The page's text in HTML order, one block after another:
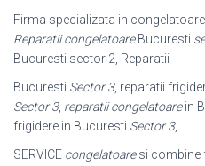
Firma specializata in
Reparatii congelatoareBucuresti
Bucuresti sector 2, Reparatii
Bucuresti Sector 3, reparatii
Sector 3, reparatii congelatoarein
frigidere in Bucuresti Sector 3,
SERVICE congelatoaresi combine